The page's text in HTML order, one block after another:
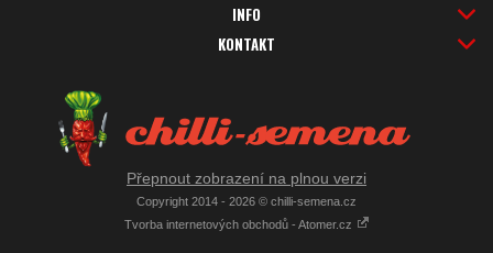
INFO
KONTAKT
Přepnout zobrazení na plnou verzi
Copyright 2014 - 2026 © chilli-semena.cz
Tvorba internetových obchodů - Atomer.cz